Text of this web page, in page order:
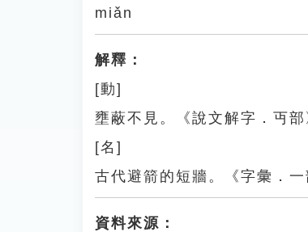
miǎn
解釋：
[動]
壅蔽不見。《說文解字．丏部
[名]
古代避箭的短牆。《字彙．
資料來源：